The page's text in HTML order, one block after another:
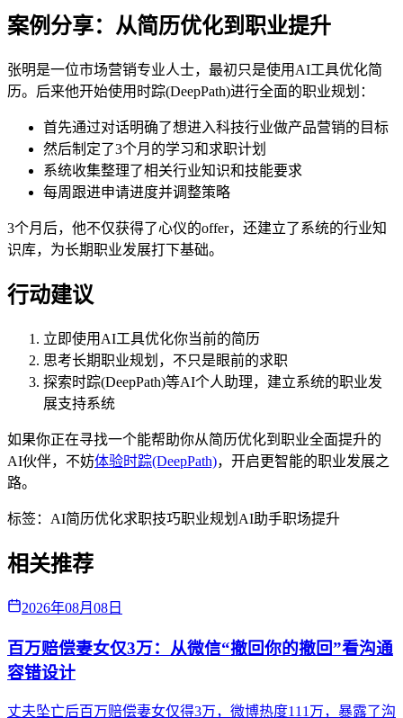
案例分享：从简历优化到职业提升
张明是一位市场营销专业人士，最初只是使用AI工具优化简
历。后来他开始使用时踪(DeepPath)进行全面的职业规划：
首先通过对话明确了想进入科技行业做产品营销的目标
然后制定了3个月的学习和求职计划
系统收集整理了相关行业知识和技能要求
每周跟进申请进度并调整策略
3个月后，他不仅获得了心仪的offer，还建立了系统的行业知
识库，为长期职业发展打下基础。
行动建议
立即使用AI工具优化你当前的简历
思考长期职业规划，不只是眼前的求职
探索时踪(DeepPath)等AI个人助理，建立系统的职业发
展支持系统
如果你正在寻找一个能帮助你从简历优化到职业全面提升的
AI伙伴，不妨体验时踪(DeepPath)，开启更智能的职业发展之
路。
标签： AI简历优化求职技巧职业规划 AI助手职场提升
相关推荐
2026年08月08日
百万赔偿妻女仅3万：从微信“撤回你的撤回”看沟通
容错设计
丈夫坠亡后百万赔偿妻女仅得3万，微博热度111万，暴露了沟